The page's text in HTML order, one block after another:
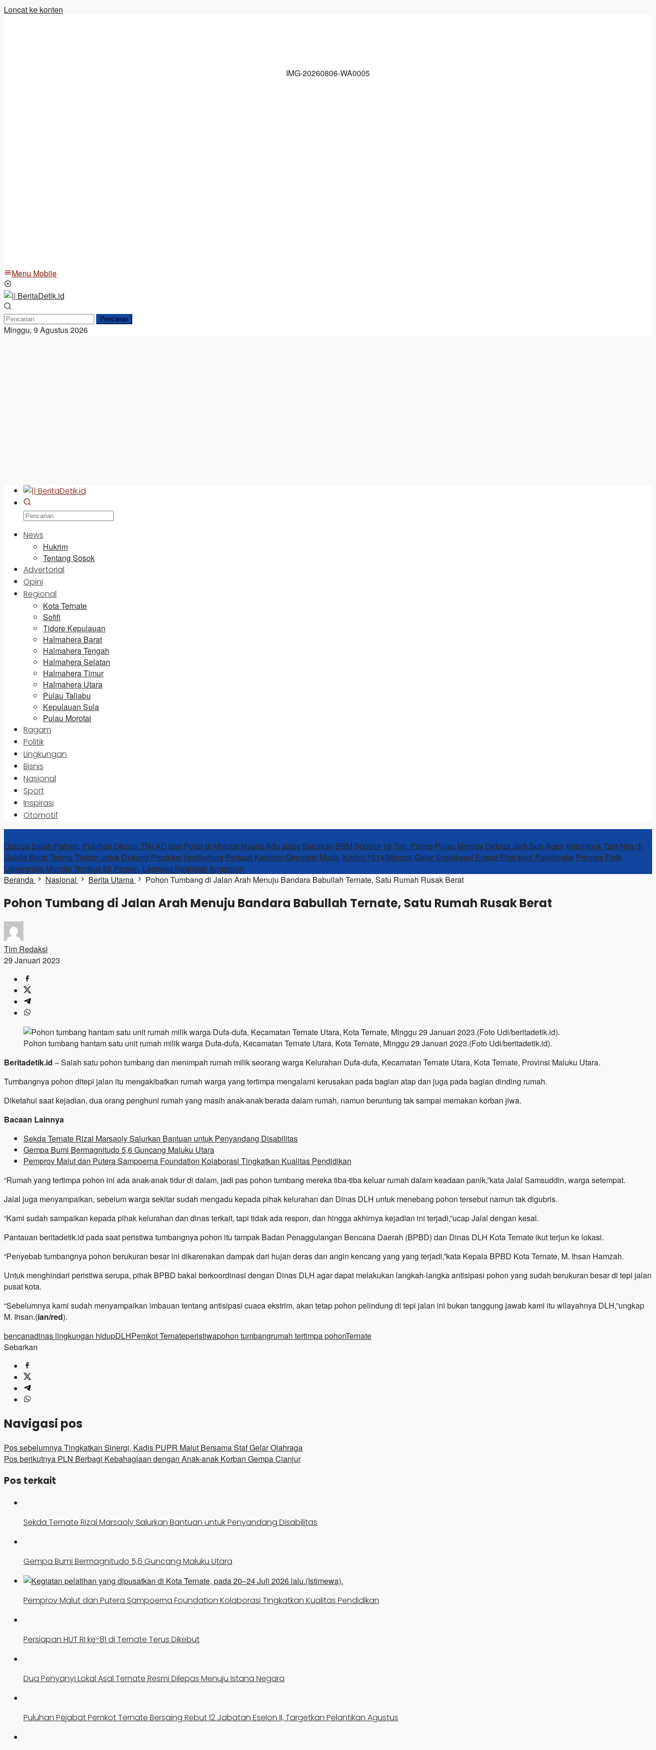
Loncat ke konten
IMG-20260806-WA0005
IMG-20260806-WA0005
Menu Mobile
Pencarian
Minggu, 9 Agustus 2026
News
Hukrim
Tentang Sosok
Advertorial
Opini
Regional
Kota Ternate
Sofifi
Tidore Kepulauan
Halmahera Barat
Halmahera Tengah
Halmahera Selatan
Halmahera Timur
Halmahera Utara
Pulau Taliabu
Kepulauan Sula
Pulau Morotai
Ragam
Politik
Lingkungan
Bisnis
Nasional
Sport
Inspirasi
Otomotif
Diduga Salah Paham, Puluhan Oknum TNI AD dan Polisi di Morotai Nyaris Adu Jotos Salurkan BBM Subsidi 10 Ton, Polres Pulau Morotai Diduga Jadi Sub-Agen Kelompok Tani Nita di
Galela Barat Terima Traktor untuk Dukung Produksi Hortikultura Perkuat Karakter Generasi Muda, Kodim 1514/Morotai Gelar Sosialisasi Empat Pilar bagi Paskibraka Progres Fisik
Labkesmas Morotai Tembus 82 Persen, Lampaui Realisasi Anggaran
Beranda
Nasional Berita Utama Pohon Tumbang di Jalan Arah Menuju Bandara Babullah Ternate, Satu Rumah Rusak Berat
Pohon Tumbang di Jalan Arah Menuju Bandara Babullah Ternate, Satu Rumah Rusak Berat
Tim Redaksi
29 Januari 2023
Pohon tumbang hantam satu unit rumah milik warga Dufa-dufa, Kecamatan Ternate Utara, Kota Ternate, Minggu 29 Januari 2023.(Foto Udi/beritadetik.id).
Beritadetik.id – Salah satu pohon tumbang dan menimpah rumah milik seorang warga Kelurahan Dufa-dufa, Kecamatan Ternate Utara, Kota Ternate, Provinsi Maluku Utara.
Tumbangnya pohon ditepi jalan itu mengakibatkan rumah warga yang tertimpa mengalami kerusakan pada bagian atap dan juga pada bagian dinding rumah.
Diketahui saat kejadian, dua orang penghuni rumah yang masih anak-anak berada dalam rumah, namun beruntung tak sampai memakan korban jiwa.
Bacaan Lainnya
Sekda Ternate Rizal Marsaoly Salurkan Bantuan untuk Penyandang Disabilitas
Gempa Bumi Bermagnitudo 5,6 Guncang Maluku Utara
Pemprov Malut dan Putera Sampoerna Foundation Kolaborasi Tingkatkan Kualitas Pendidikan
“Rumah yang tertimpa pohon ini ada anak-anak tidur di dalam, jadi pas pohon tumbang mereka tiba-tiba keluar rumah dalam keadaan panik,”kata Jalal Samsuddin, warga setempat.
Jalal juga menyampaikan, sebelum warga sekitar sudah mengadu kepada pihak kelurahan dan Dinas DLH untuk menebang pohon tersebut namun tak digubris.
“Kami sudah sampaikan kepada pihak kelurahan dan dinas terkait, tapi tidak ada respon, dan hingga akhirnya kejadian ini terjadi,”ucap Jalal dengan kesal.
Pantauan beritadetik.id pada saat peristiwa tumbangnya pohon itu tampak Badan Penaggulangan Bencana Daerah (BPBD) dan Dinas DLH Kota Ternate ikut terjun ke lokasi.
“Penyebab tumbangnya pohon berukuran besar ini dikarenakan dampak dari hujan deras dan angin kencang yang yang terjadi,”kata Kepala BPBD Kota Ternate, M. Ihsan Hamzah.
Untuk menghindari peristiwa serupa, pihak BPBD bakal berkoordinasi dengan Dinas DLH agar dapat melakukan langkah-langka antisipasi pohon yang sudah berukuran besar di tepi jalan
pusat kota.
“Sebelumnya kami sudah menyampaikan imbauan tentang antisipasi cuaca ekstrim, akan tetap pohon pelindung di tepi jalan ini bukan tanggung jawab kami itu wilayahnya DLH,”ungkap
M. Ihsan.(ian/red).
bencanadinas lingkungan hidupDLHPemkot Ternateperistiwapohon tumbangrumah tertimpa pohonTernate
Sebarkan
Navigasi pos
Pos sebelumnyaTingkatkan Sinergi, Kadis PUPR Malut Bersama Staf Gelar Olahraga
Pos berikutnya PLN Berbagi Kebahagiaan dengan Anak-anak Korban Gempa Cianjur
Pos terkait
Sekda Ternate Rizal Marsaoly Salurkan Bantuan untuk Penyandang Disabilitas
Gempa Bumi Bermagnitudo 5,6 Guncang Maluku Utara
Pemprov Malut dan Putera Sampoerna Foundation Kolaborasi Tingkatkan Kualitas Pendidikan
Persiapan HUT RI ke-81 di Ternate Terus Dikebut
Dua Penyanyi Lokal Asal Ternate Resmi Dilepas Menuju Istana Negara
Puluhan Pejabat Pemkot Ternate Bersaing Rebut 12 Jabatan Eselon II, Targetkan Pelantikan Agustus